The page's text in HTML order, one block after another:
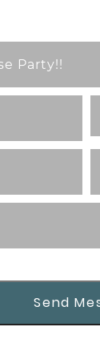
Send